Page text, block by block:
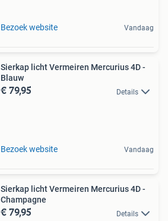
Bezoek website Vandaag
Sierkap licht Vermeiren Mercurius 4D -
Blauw
€ 79,95 Details
Bezoek website Vandaag
Sierkap licht Vermeiren Mercurius 4D -
Champagne
€ 79,95 Details